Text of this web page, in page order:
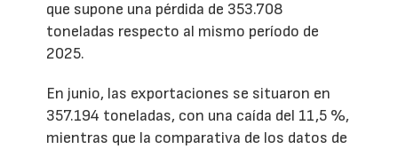
que supone una pérdida de 353.708
toneladas respecto al mismo período de
2025.
En junio, las exportaciones se situaron en
357.194 toneladas, con una caída del 11,5 %,
mientras que la comparativa de los datos de